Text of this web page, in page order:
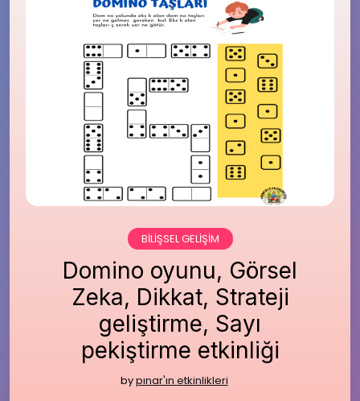
BILIŞSEL GELIŞIM
Domino oyunu, Görsel
Zeka, Dikkat, Strateji
geliştirme, Sayı
pekiştirme etkinliği
bypınar'ın etkinlikleri